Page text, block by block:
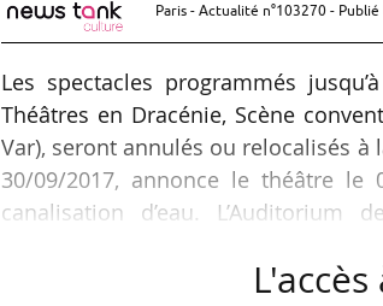
Paris - Actualité n°103270 - Publié
Les spectacles programmés
Théâtres en Dracénie, Scène
Var), seront annulés ou relocalisés
30/09/2017, annonce le théâtre le
canalisation d’eau. L’Auditorium
de Mathis Haug le 05/10/2017, «